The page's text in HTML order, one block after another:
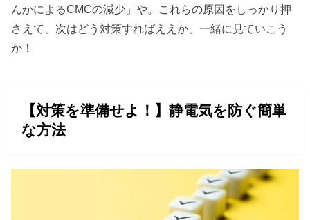
んかによるCMCの減少」や。これらの原因をしっかり押
さえて、次はどう対策すればええか、一緒に見ていこう
か！
【対策を準備せよ！】静電気を防ぐ簡単
な方法